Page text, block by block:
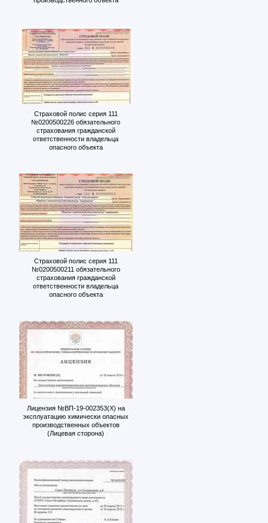
Страховой полис серия 111
№0200500226 обязательного
страхования гражданской
ответственности владельца
опасного объекта
Страховой полис серия 111
№0200500211 обязательного
страхования гражданской
ответственности владельца
опасного объекта
Лицензия №ВП-19-002353(Х) на
эксплуатацию химически опасных
производственных объектов
(Лицевая сторона)